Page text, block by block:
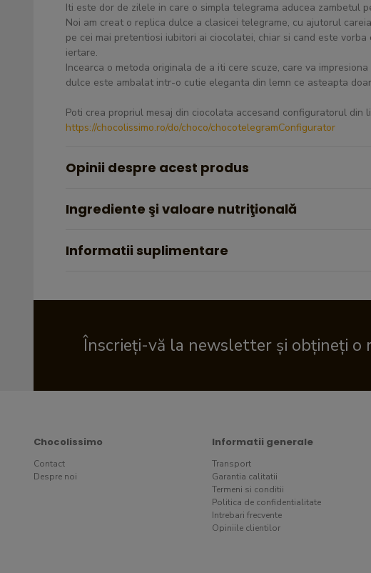
Iti este dor de zilele in care o simpla telegrama aducea zambetul
Noi am creat o replica dulce a clasicei telegrame, cu ajutorul
pe cei mai pretentiosi iubitori ai ciocolatei, chiar si cand este
iertare.
Incearca o metoda originala de a iti cere scuze, care va
dulce este ambalat intr-o cutie eleganta din lemn ce asteapta
Poti crea propriul mesaj din ciocolata accesand configuratorul din
https://chocolissimo.ro/do/choco/chocotelegramConfigurator
Opinii despre acest produs
Ingrediente şi valoare nutriţională
Informatii suplimentare
Înscrieți-vă la newsletter și obțineți o
Chocolissimo
Contact
Despre noi
Informatii generale
Transport
Garantia calitatii
Termeni si conditii
Politica de confidentialitate
Intrebari frecvente
Opiniile clientilor